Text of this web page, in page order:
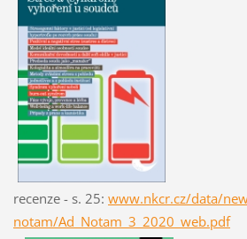
recenze - s. 25: www.nkcr.cz/data/
notam/Ad_Notam_3_2020_web.pdf